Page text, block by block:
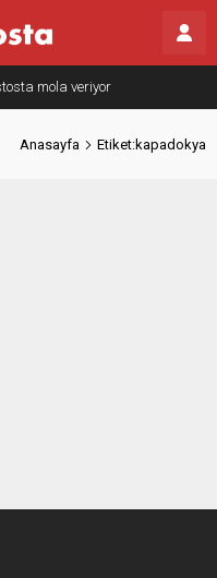
mola veriyor
Anasayfa Etiket:kapadokya